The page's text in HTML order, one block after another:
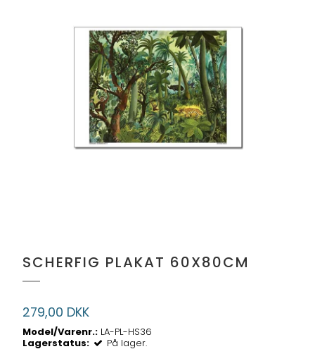
SCHERFIG PLAKAT 60X80CM
279,00 DKK
Model/Varenr.: LA-PL-HS36
Lagerstatus:
På lager.